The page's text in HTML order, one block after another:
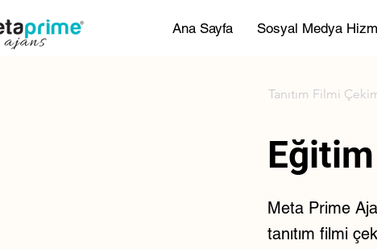
Ana Sayfa Sosyal Medya
Tanıtım Filmi
Meta Prime
tanıtım filmi